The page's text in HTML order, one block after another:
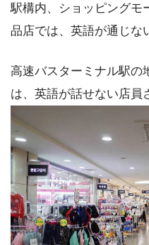
駅構内、ショッピングモ
品店では、英語が通じな
高速バスターミナル駅の
は、英語が話せない店員